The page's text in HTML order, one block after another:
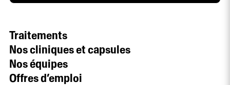
Traitements
Nos cliniques et capsules
Nos équipes
Offres d’emploi